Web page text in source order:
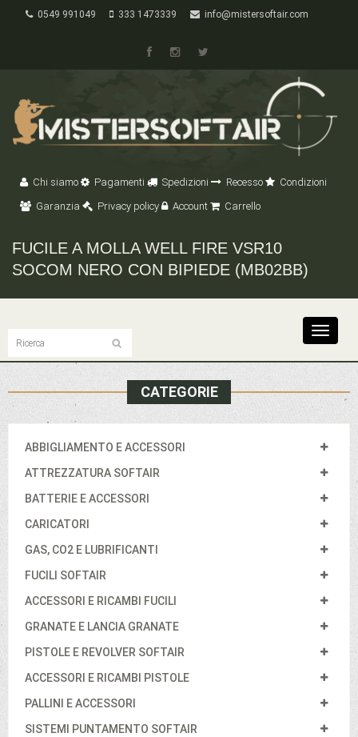
0549 991049 333 1473339 info@mistersoftair.com
Chi siamo Pagamenti Spedizioni Recesso
Condizioni
Garanzia
Privacy policy Account Carrello
FUCILE A MOLLA WELL FIRE VSR10
SOCOM NERO CON BIPIEDE (MB02BB)
Toggle
CATEGORIE
ABBIGLIAMENTO E ACCESSORI
ATTREZZATURA SOFTAIR
BATTERIE E ACCESSORI
CARICATORI
GAS, CO2 E LUBRIFICANTI
FUCILI SOFTAIR
ACCESSORI E RICAMBI FUCILI
GRANATE E LANCIA GRANATE
PISTOLE E REVOLVER SOFTAIR
ACCESSORI E RICAMBI PISTOLE
PALLINI E ACCESSORI
SISTEMI PUNTAMENTO SOFTAIR